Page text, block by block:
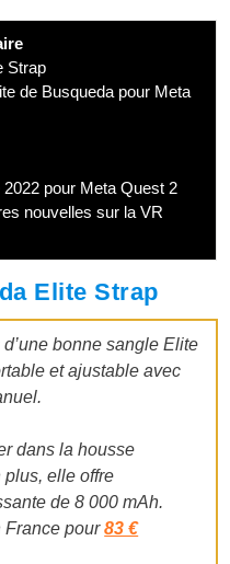
Strap
de Busqueda pour Meta
pour Meta Quest 2
nouvelles sur la VR
Elite Strap
bonne sangle Elite
et ajustable avec
dans la housse
plus, elle offre
de 8 000 mAh.
France pour83 €